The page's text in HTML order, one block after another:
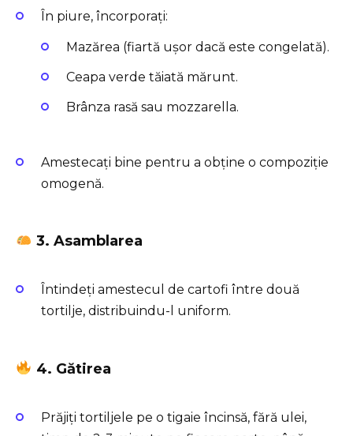
În piure, încorporați:
Mazărea (fiartă ușor dacă este congelată).
Ceapa verde tăiată mărunt.
Brânza rasă sau mozzarella.
Amestecați bine pentru a obține o compoziție
omogenă.
3. Asamblarea
Întindeți amestecul de cartofi între două
tortilje, distribuindu-l uniform.
4. Gătirea
Prăjiți tortiljele pe o tigaie încinsă, fără ulei,